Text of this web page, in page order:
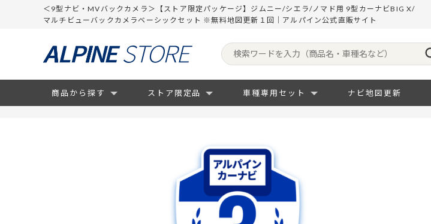
＜9型ナビ・MVバックカメラ＞【ストア限定パッケージ】ジムニー/シエラ/ノマド用 9型カーナビBIG X/
マルチビューバックカメラベーシックセット ※無料地図更新１回｜アルパイン公式直販サイト
商品から探す ストア限定品 車種専用セット ナビ地図更新